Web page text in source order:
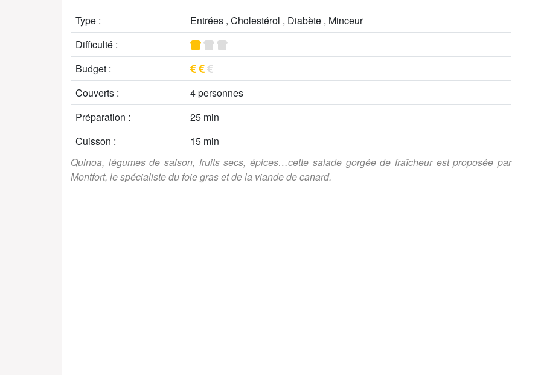
Type :
Entrées , Cholestérol , Diabète , Minceur
Difficulté :
Budget :
Couverts :
4 personnes
Préparation :
25 min
Cuisson :
15 min
Quinoa, légumes de saison, fruits secs, épices…cette salade gorgée de fraîcheur est proposée par
Montfort, le spécialiste du foie gras et de la viande de canard.